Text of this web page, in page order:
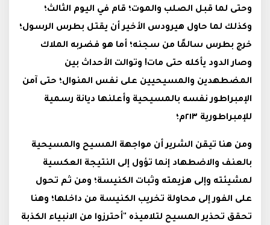
وحتى لما قبل الصلب والموت؛ قام في اليوم الثالث؛
وكذلك لما حاول هيرودس الأخير أن يقتل بطرس الرسول؛
خرج بطرس سالمًا من سجنه؛ أما هو فضربه الملاك
وصار الدود يأكله حتى مات! وتوالت الأحداث بين
المضطهدين والمسيحيين على نفس المنوال؛ حتى آمن
الإمبراطور نفسه بالمسيحية وأعلنها ديانة رسمية
للإمبراطورية ٢١٣م؛
ومن هنا تيقن الشرير أن مواجهة المسيح والمسيحية
بالعنف والاضطهاد إنما تؤول إلى النتيجة العكسية
لمشيئته وإلى هزيمته وثبات الكنيسة؛ ومن ثم تحول
على الفور إلى محاولة تخريب الكنيسة من داخلها؛ وهنا
تحقق تحذير المسيح لتلاميذه "أحترزوا من الانبياء الكذبة